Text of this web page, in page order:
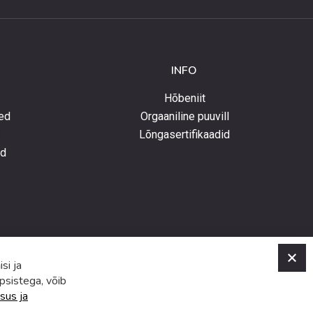
INFO
Hõbeniit
Orgaaniline puuvill
Lõngasertifikaadid
ja
võib
ja